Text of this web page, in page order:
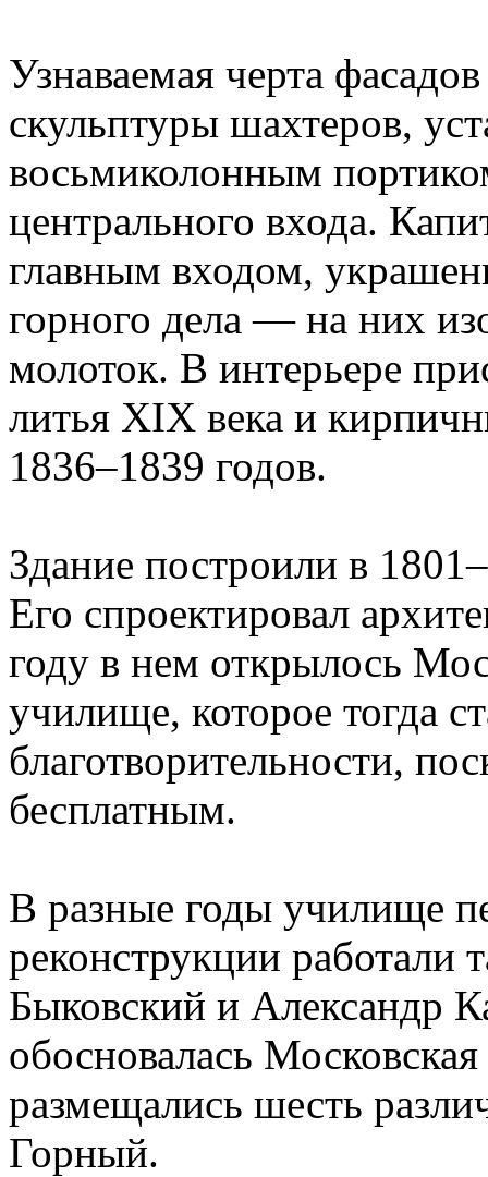
Узнаваемая черта
скульптуры шахтеров,
восьмиколонным
центрального входа.
главным входом,
горного дела — на них
молоток. В интерьере
литья XIX века и
1836–1839 годов.
Здание построили в
Его спроектировал
году в нем открылось
училище, которое тогда
благотворительности,
бесплатным.
В разные годы училище
реконструкции работали
Быковский и Александр
обосновалась
размещались шесть
Горный.